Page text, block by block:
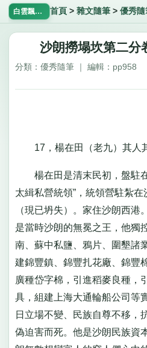
白雲飄飄網 首頁 >雜文隨筆 >優秀隨
沙朗撈塌坎第二分
分類：優秀隨筆 ｜ 編輯：pp958
17，楊在田（老九）其人
楊在田是清末民初，盤駐在
太緝私營統領”，統領營駐紮
（現已坍失）。家住沙朗西港
是當時沙朗的無冕之王，他獨
南、蘇中私鹽、鴉片、圍墾諸
建錦豐鎮、錦豐扎花廠、錦豐
廣種岱字棉，引進稻麥良種，
具，組建上海大通輪船公司等
日立場不變、民族自尊不移，
偽迫害而死。他是沙朗民族資